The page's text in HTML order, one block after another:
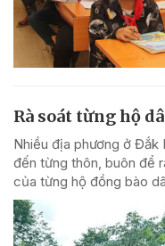
Rà soát từng hộ
Nhiều địa phương ở
đến từng thôn, buôn để
của từng hộ đồng bào